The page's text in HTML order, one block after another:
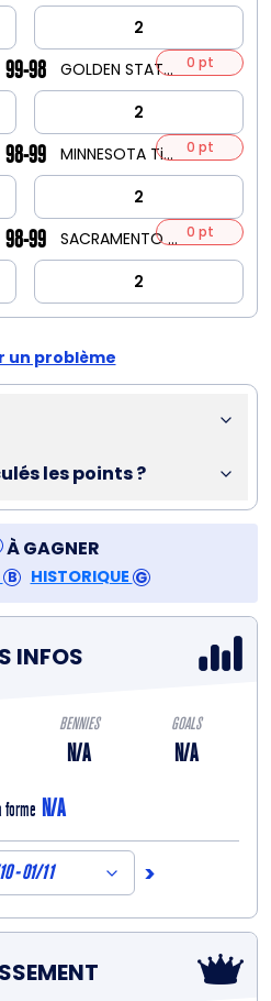
2
2
GOLDEN STATE Warriors
99-98 0 pt
2
MINNESOTA Timberwolves
98-99 0 pt
2
SACRAMENTO Kings
98-99 0 pt
un problème
les points ?
À GAGNER
HISTORIQUE
INFOS
BENNIES
N/A
GOALS
N/A
forme N/A
- 01/11 >